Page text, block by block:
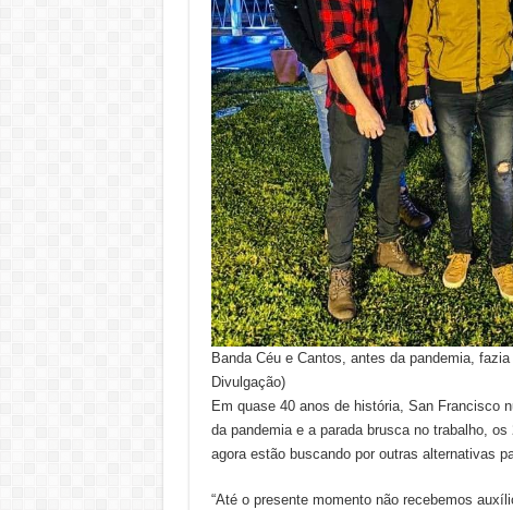
Banda Céu e Cantos, antes da pandemia,
Divulgação)
Em quase 40 anos de história, San Francisco
da pandemia e a parada brusca no trabalho,
agora estão buscando por outras alternativas
“Até o presente momento não recebemos